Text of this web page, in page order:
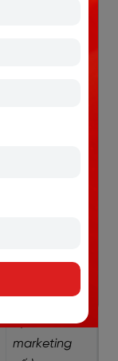
trong lĩnh
vực
marketing